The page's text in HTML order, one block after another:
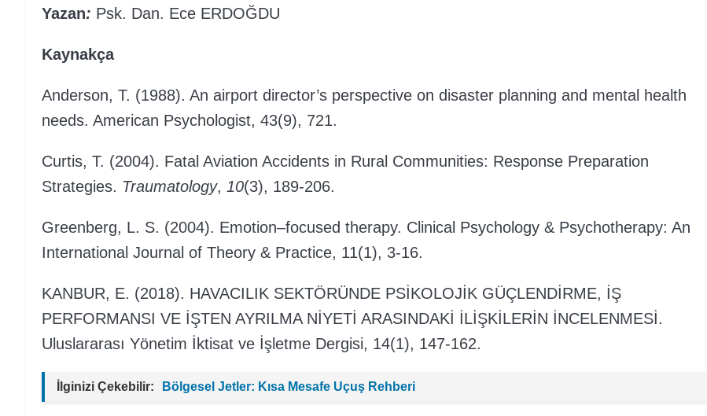
Yazan: Psk. Dan. Ece ERDOĞDU
Kaynakça
Anderson, T. (1988). An airport director’s perspective on disaster planning and mental health
needs. American Psychologist, 43(9), 721.
Curtis, T. (2004). Fatal Aviation Accidents in Rural Communities: Response Preparation
Strategies. Traumatology, 10(3), 189-206.
Greenberg, L. S. (2004). Emotion–focused therapy. Clinical Psychology & Psychotherapy: An
International Journal of Theory & Practice, 11(1), 3-16.
KANBUR, E. (2018). HAVACILIK SEKTÖRÜNDE PSİKOLOJİK GÜÇLENDİRME, İŞ
PERFORMANSI VE İŞTEN AYRILMA NİYETİ ARASINDAKİ İLİŞKİLERİN İNCELENMESİ.
Uluslararası Yönetim İktisat ve İşletme Dergisi, 14(1), 147-162.
İlginizi Çekebilir: Bölgesel Jetler: Kısa Mesafe Uçuş Rehberi